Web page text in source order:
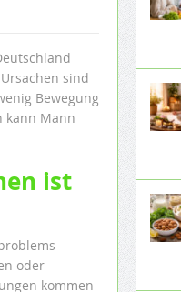
sind
Bewegung
kann Mann
ist
oder
kommen